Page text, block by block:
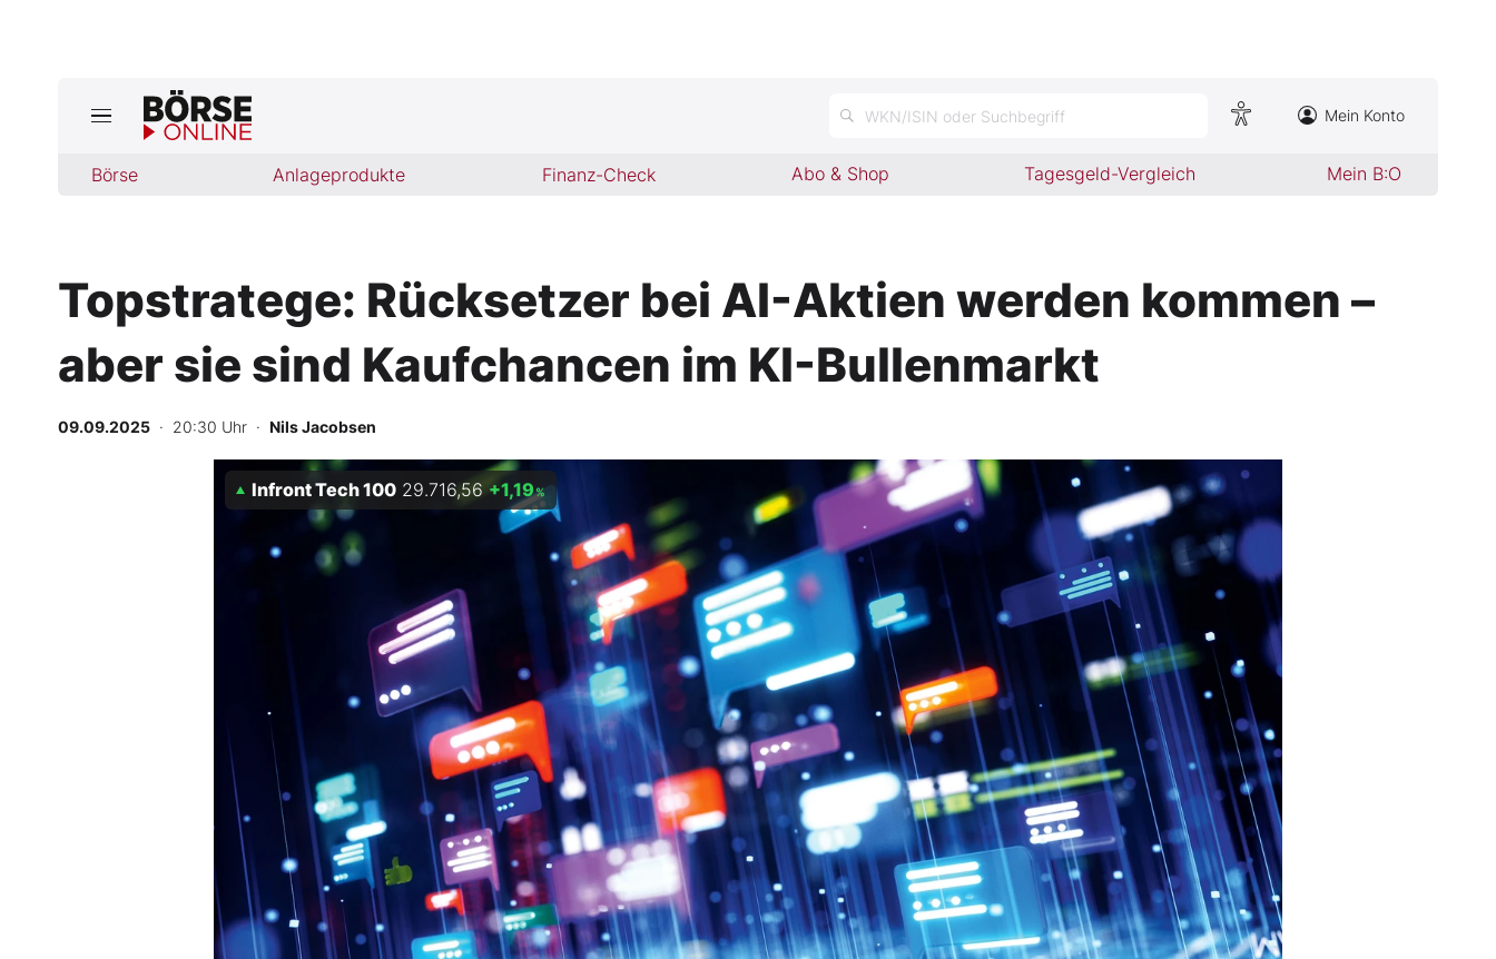
WKN/ISIN oder Suchbegriff Mein Konto
Börse Anlageprodukte Finanz-Check Abo & Shop Tagesgeld-Vergleich Mein B:O
Börse
Finanz-Check
Abo & Shop
BO-Musterdepots
Experten
Topstratege: Rücksetzer bei AI-Aktien werden kommen –
aber sie sind Kaufchancen im KI-Bullenmarkt
09.09.2025 · 20:30 Uhr · Nils Jacobsen
Infront Tech 100 29.716,56 +1,19%